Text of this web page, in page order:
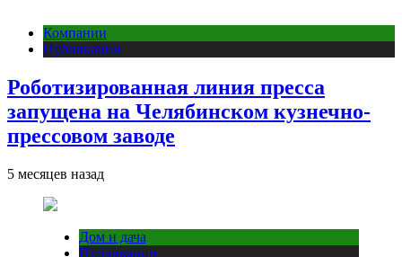
Компании
Публикации
Роботизированная линия пресса
запущена на Челябинском кузнечно-
прессовом заводе
5 месяцев назад
Дом и дача
Публикации